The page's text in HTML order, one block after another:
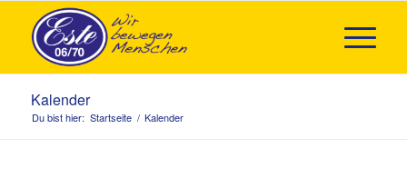
Kalender
Du bist hier: Startseite / Kalender